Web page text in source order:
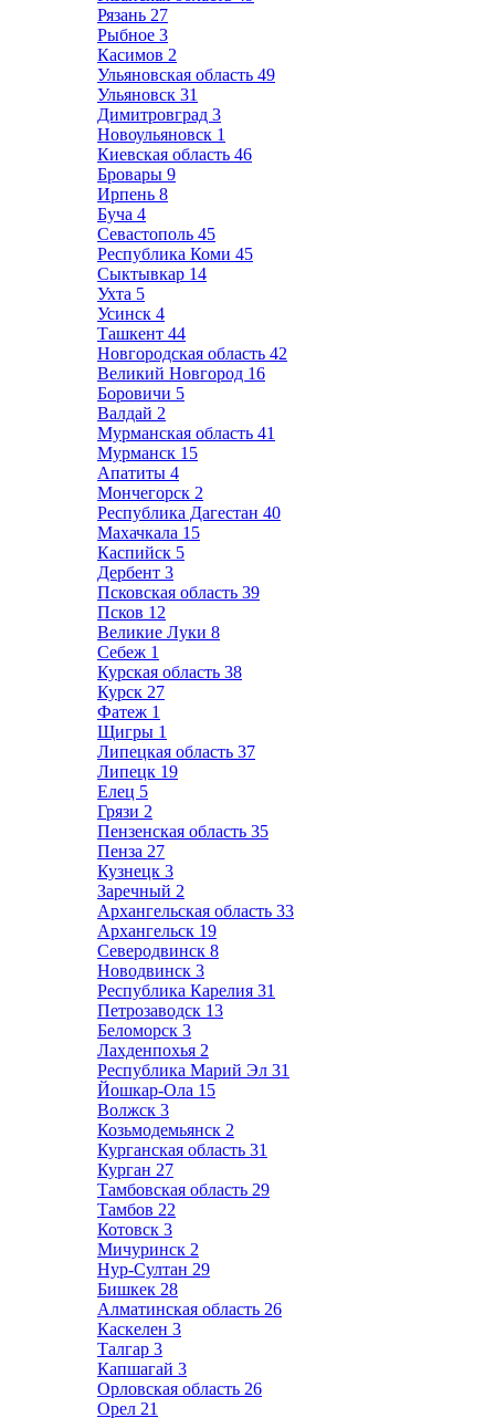
Рязань 27
Рыбное 3
Касимов 2
Ульяновская область 49
Ульяновск 31
Димитровград 3
Новоульяновск 1
Киевская область 46
Бровары 9
Ирпень 8
Буча 4
Севастополь 45
Республика Коми 45
Сыктывкар 14
Ухта 5
Усинск 4
Ташкент 44
Новгородская область 42
Великий Новгород 16
Боровичи 5
Валдай 2
Мурманская область 41
Мурманск 15
Апатиты 4
Мончегорск 2
Республика Дагестан 40
Махачкала 15
Каспийск 5
Дербент 3
Псковская область 39
Псков 12
Великие Луки 8
Себеж 1
Курская область 38
Курск 27
Фатеж 1
Щигры 1
Липецкая область 37
Липецк 19
Елец 5
Грязи 2
Пензенская область 35
Пенза 27
Кузнецк 3
Заречный 2
Архангельская область 33
Архангельск 19
Северодвинск 8
Новодвинск 3
Республика Карелия 31
Петрозаводск 13
Беломорск 3
Лахденпохья 2
Республика Марий Эл 31
Йошкар-Ола 15
Волжск 3
Козьмодемьянск 2
Курганская область 31
Курган 27
Тамбовская область 29
Тамбов 22
Котовск 3
Мичуринск 2
Нур-Султан 29
Бишкек 28
Алматинская область 26
Каскелен 3
Талгар 3
Капшагай 3
Орловская область 26
Орел 21